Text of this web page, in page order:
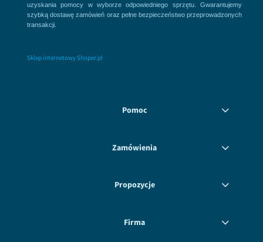
uzyskania pomocy w wyborze odpowiedniego sprzętu. Gwarantujemy
szybką dostawę zamówień oraz pełne bezpieczeństwo przeprowadzonych
transakcji.
Sklep internetowy Shoper.pl
Pomoc
Zamówienia
Propozycje
Firma